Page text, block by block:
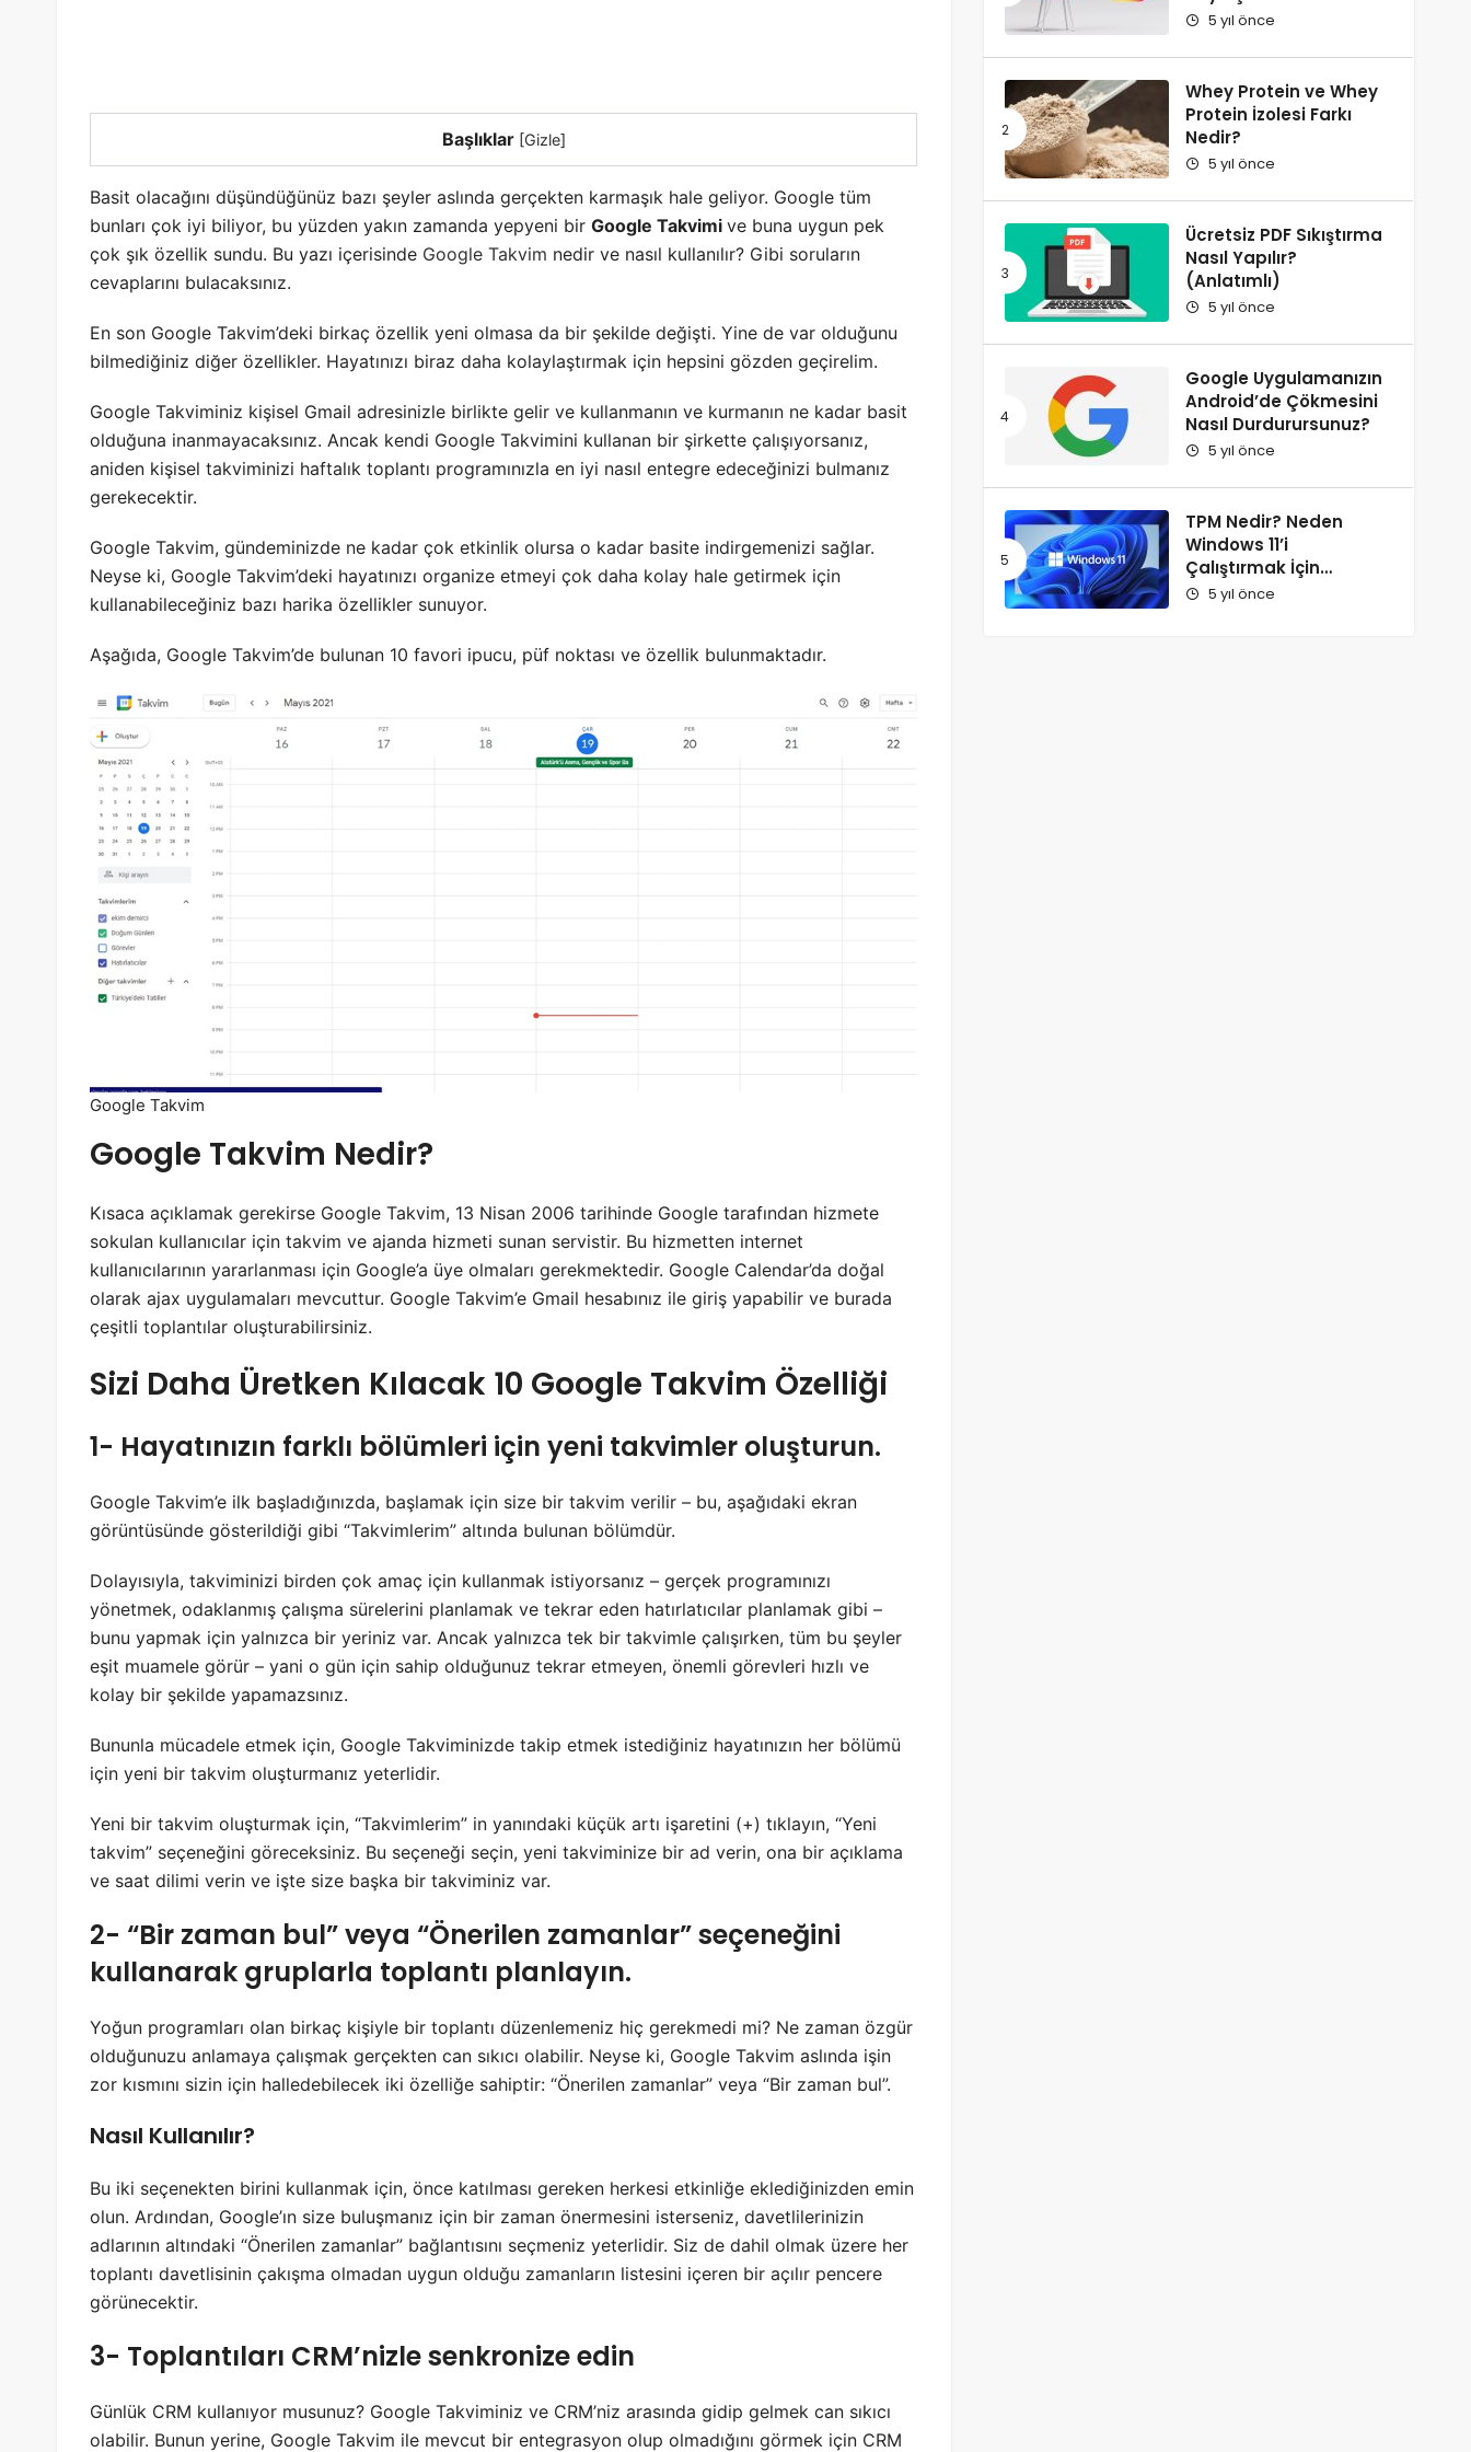
Başlıklar [Gizle]
Basit olacağını düşündüğünüz bazı şeyler aslında gerçekten karmaşık hale geliyor. Google tüm
bunları çok iyi biliyor, bu yüzden yakın zamanda yepyeni bir Google Takvimi ve buna uygun pek
çok şık özellik sundu. Bu yazı içerisinde Google Takvim nedir ve nasıl kullanılır? Gibi soruların
cevaplarını bulacaksınız.
En son Google Takvim’deki birkaç özellik yeni olmasa da bir şekilde değişti. Yine de var olduğunu
bilmediğiniz diğer özellikler. Hayatınızı biraz daha kolaylaştırmak için hepsini gözden geçirelim.
Google Takviminiz kişisel Gmail adresinizle birlikte gelir ve kullanmanın ve kurmanın ne kadar basit
olduğuna inanmayacaksınız. Ancak kendi Google Takvimini kullanan bir şirkette çalışıyorsanız,
aniden kişisel takviminizi haftalık toplantı programınızla en iyi nasıl entegre edeceğinizi bulmanız
gerekecektir.
Google Takvim, gündeminizde ne kadar çok etkinlik olursa o kadar basite indirgemenizi sağlar.
Neyse ki, Google Takvim’deki hayatınızı organize etmeyi çok daha kolay hale getirmek için
kullanabileceğiniz bazı harika özellikler sunuyor.
Aşağıda, Google Takvim’de bulunan 10 favori ipucu, püf noktası ve özellik bulunmaktadır.
Google Takvim
Google Takvim Nedir?
Kısaca açıklamak gerekirse Google Takvim, 13 Nisan 2006 tarihinde Google tarafından hizmete
sokulan kullanıcılar için takvim ve ajanda hizmeti sunan servistir. Bu hizmetten internet
kullanıcılarının yararlanması için Google’a üye olmaları gerekmektedir. Google Calendar’da doğal
olarak ajax uygulamaları mevcuttur. Google Takvim’e Gmail hesabınız ile giriş yapabilir ve burada
çeşitli toplantılar oluşturabilirsiniz.
Sizi Daha Üretken Kılacak 10 Google Takvim Özelliği
1- Hayatınızın farklı bölümleri için yeni takvimler oluşturun.
Google Takvim’e ilk başladığınızda, başlamak için size bir takvim verilir – bu, aşağıdaki ekran
görüntüsünde gösterildiği gibi “Takvimlerim” altında bulunan bölümdür.
Dolayısıyla, takviminizi birden çok amaç için kullanmak istiyorsanız – gerçek programınızı
yönetmek, odaklanmış çalışma sürelerini planlamak ve tekrar eden hatırlatıcılar planlamak gibi –
bunu yapmak için yalnızca bir yeriniz var. Ancak yalnızca tek bir takvimle çalışırken, tüm bu şeyler
eşit muamele görür – yani o gün için sahip olduğunuz tekrar etmeyen, önemli görevleri hızlı ve
kolay bir şekilde yapamazsınız.
Bununla mücadele etmek için, Google Takviminizde takip etmek istediğiniz hayatınızın her bölümü
için yeni bir takvim oluşturmanız yeterlidir.
Yeni bir takvim oluşturmak için, “Takvimlerim” in yanındaki küçük artı işaretini (+) tıklayın, “Yeni
takvim” seçeneğini göreceksiniz. Bu seçeneği seçin, yeni takviminize bir ad verin, ona bir açıklama
ve saat dilimi verin ve işte size başka bir takviminiz var.
2- “Bir zaman bul” veya “Önerilen zamanlar” seçeneğini
kullanarak gruplarla toplantı planlayın.
Yoğun programları olan birkaç kişiyle bir toplantı düzenlemeniz hiç gerekmedi mi? Ne zaman özgür
olduğunuzu anlamaya çalışmak gerçekten can sıkıcı olabilir. Neyse ki, Google Takvim aslında işin
zor kısmını sizin için halledebilecek iki özelliğe sahiptir: “Önerilen zamanlar” veya “Bir zaman bul”.
Nasıl Kullanılır?
Bu iki seçenekten birini kullanmak için, önce katılması gereken herkesi etkinliğe eklediğinizden emin
olun. Ardından, Google’ın size buluşmanız için bir zaman önermesini isterseniz, davetlilerinizin
adlarının altındaki “Önerilen zamanlar” bağlantısını seçmeniz yeterlidir. Siz de dahil olmak üzere her
toplantı davetlisinin çakışma olmadan uygun olduğu zamanların listesini içeren bir açılır pencere
görünecektir.
3- Toplantıları CRM’nizle senkronize edin
Günlük CRM kullanıyor musunuz? Google Takviminiz ve CRM’niz arasında gidip gelmek can sıkıcı
olabilir. Bunun yerine, Google Takvim ile mevcut bir entegrasyon olup olmadığını görmek için CRM
5 yıl önce
Whey Protein ve Whey
Protein İzolesi Farkı
Nedir?
5 yıl önce
Ücretsiz PDF Sıkıştırma
Nasıl Yapılır?
(Anlatımlı)
5 yıl önce
Google Uygulamanızın
Android’de Çökmesini
Nasıl Durdurursunuz?
5 yıl önce
TPM Nedir? Neden
Windows 11’i
Çalıştırmak İçin
Gereklidir?
5 yıl önce